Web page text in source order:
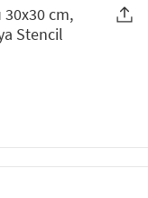
cm,
Stencil